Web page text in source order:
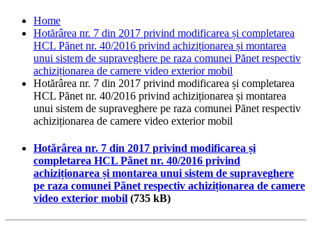
Home
Hotărârea nr. 7 din 2017 privind modificarea și completarea
HCL Pănet nr. 40/2016 privind achiziționarea și montarea
unui sistem de supraveghere pe raza comunei Pănet respectiv
achiziționarea de camere video exterior mobil
Hotărârea nr. 7 din 2017 privind modificarea și completarea
HCL Pănet nr. 40/2016 privind achiziționarea și montarea
unui sistem de supraveghere pe raza comunei Pănet respectiv
achiziționarea de camere video exterior mobil
Hotărârea nr. 7 din 2017 privind modificarea și
completarea HCL Pănet nr. 40/2016 privind
achiziționarea și montarea unui sistem de supraveghere
pe raza comunei Pănet respectiv achiziționarea de camere
video exterior mobil (735 kB)